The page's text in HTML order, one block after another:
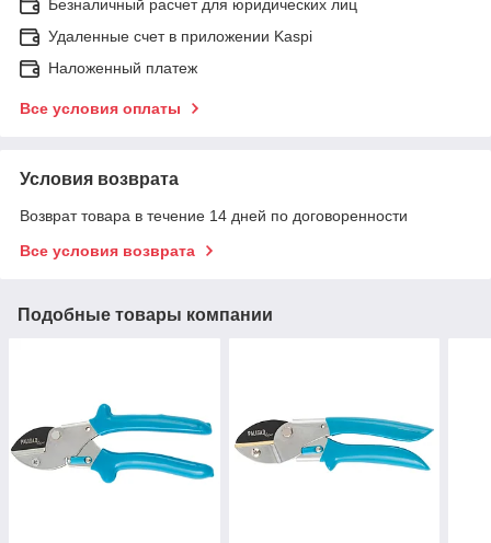
Безналичный расчет для юридических лиц
Удаленные счет в приложении Kaspi
Наложенный платеж
Все условия оплаты
Условия возврата
Возврат товара в течение 14 дней по договоренности
Все условия возврата
Подобные товары компании